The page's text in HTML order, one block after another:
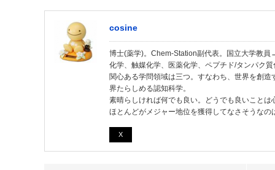
cosine
博士(薬学)。Chem-Station副代表。国立大学教
化学、触媒化学、医薬化学、ペプチド/タンパク質
関心ある学問領域は三つ。すなわち、世界を創
界たらしめる認知科学。
素晴らしければ何でも良い。どうでも良いこと
ほとんどがメジャー地位を獲得してなさそうなの
X